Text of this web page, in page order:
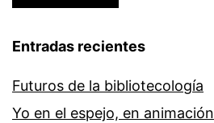
Entradas recientes
Futuros de la bibliotecología
Yo en el espejo, en animación